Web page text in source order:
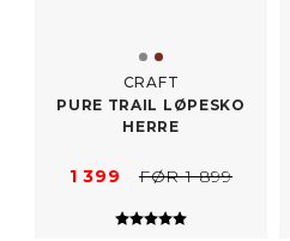
CRAFT
PURE TRAIL LØPESKO
HERRE
1 399 FØR 1 899
Karakter:
5.0 av 5 mulige